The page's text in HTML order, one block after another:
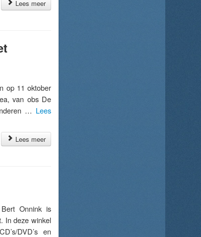
Lees meer
op 11 oktober
van obs De
… Lees
Lees meer
Onnink is
In deze winkel
DVD’s en